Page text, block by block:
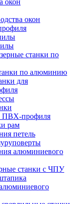
окон
окон
станки по
по алюминию
для
ПВХ-профиля
рам
петель
алюминиевого
станки с ЧПУ